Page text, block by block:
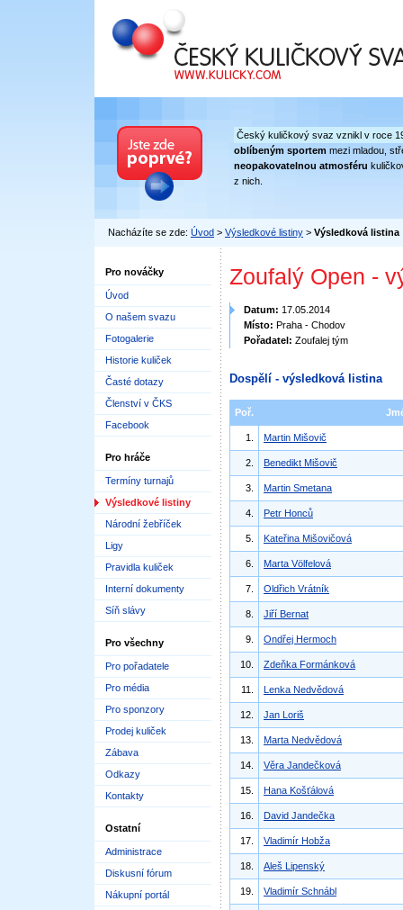
Český kuličkový svaz
Český kuličkový svaz vznikl v roce
oblíbeným sportem mezi mladou,
neopakovatelnou atmosféru
z nich.
Nacházíte se zde: Úvod > Výsledkové listiny > Výsledková listina
Pro nováčky
Úvod
O našem svazu
Fotogalerie
Historie kuliček
Časté dotazy
Členství v ČKS
Facebook
Pro hráče
Termíny turnajů
Výsledkové listiny
Národní žebříček
Ligy
Pravidla kuliček
Interní dokumenty
Síň slávy
Pro všechny
Pro pořadatele
Pro média
Pro sponzory
Prodej kuliček
Zábava
Odkazy
Kontakty
Ostatní
Administrace
Diskusní fórum
Nákupní portál
Zoufalý Open -
Datum: 17.05.2014
Místo: Praha - Chodov
Pořadatel: Zoufalej tým
Dospělí - výsledková listina
Poř.
1. Martin Mišovič
2. Benedikt Mišovič
3. Martin Smetana
4. Petr Honců
5. Kateřina Mišovičová
6. Marta Völfelová
7. Oldřich Vrátník
8. Jiří Bernat
9. Ondřej Hermoch
10. Zdeňka Formánková
11. Lenka Nedvědová
12. Jan Loriš
13. Marta Nedvědová
14. Věra Jandečková
15. Hana Košťálová
16. David Jandečka
17. Vladimír Hobža
18. Aleš Lipenský
19. Vladimír Schnábl